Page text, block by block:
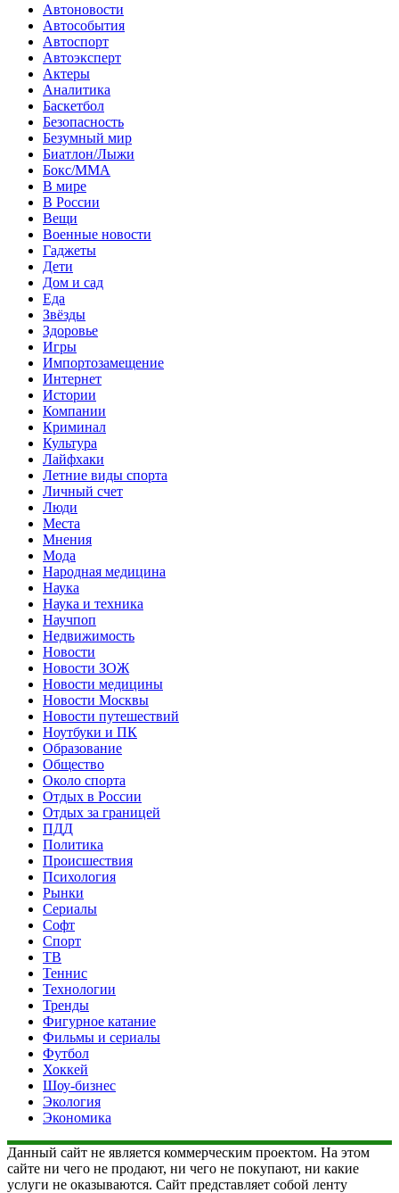
Автоновости
Автособытия
Автоспорт
Автоэксперт
Актеры
Аналитика
Баскетбол
Безопасность
Безумный мир
Биатлон/Лыжи
Бокс/MMA
В мире
В России
Вещи
Военные новости
Гаджеты
Дети
Дом и сад
Еда
Звёзды
Здоровье
Игры
Импортозамещение
Интернет
Истории
Компании
Криминал
Культура
Лайфхаки
Летние виды спорта
Личный счет
Люди
Места
Мнения
Мода
Народная медицина
Наука
Наука и техника
Научпоп
Недвижимость
Новости
Новости ЗОЖ
Новости медицины
Новости Москвы
Новости путешествий
Ноутбуки и ПК
Образование
Общество
Около спорта
Отдых в России
Отдых за границей
ПДД
Политика
Происшествия
Психология
Рынки
Сериалы
Софт
Спорт
ТВ
Теннис
Технологии
Тренды
Фигурное катание
Фильмы и сериалы
Футбол
Хоккей
Шоу-бизнес
Экология
Экономика
Данный сайт не является коммерческим проектом. На этом
сайте ни чего не продают, ни чего не покупают, ни какие
услуги не оказываются. Сайт представляет собой ленту